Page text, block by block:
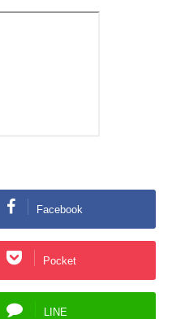
Facebook
Pocket
LINE